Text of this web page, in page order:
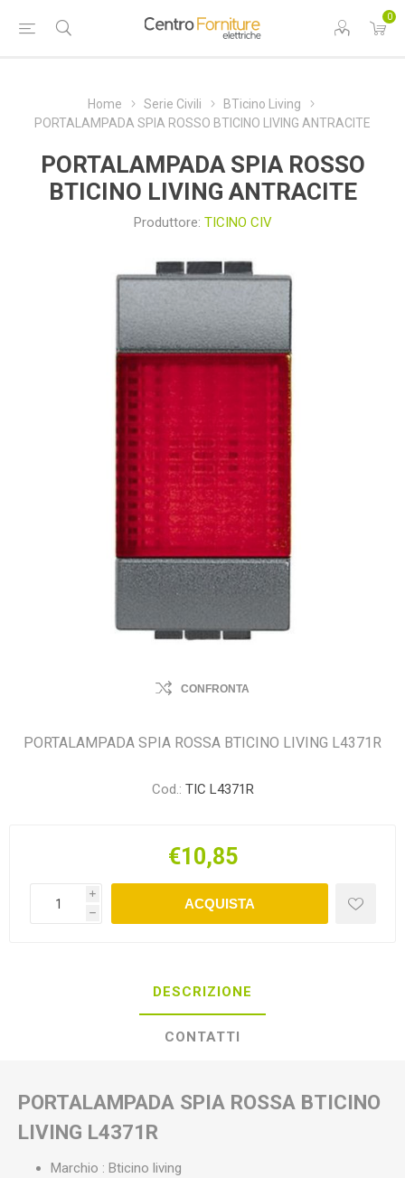
0
Home Serie Civili
BTicino Living
PORTALAMPADA SPIA ROSSO BTICINO LIVING ANTRACITE
PORTALAMPADA SPIA ROSSO
BTICINO LIVING ANTRACITE
Produttore: TICINO CIV
CONFRONTA
PORTALAMPADA SPIA ROSSA BTICINO LIVING L4371R
Cod.: TIC L4371R
€10,85
i
h
ACQUISTA
DESCRIZIONE
CONTATTI
PORTALAMPADA SPIA ROSSA BTICINO
LIVING L4371R
Marchio : Bticino living